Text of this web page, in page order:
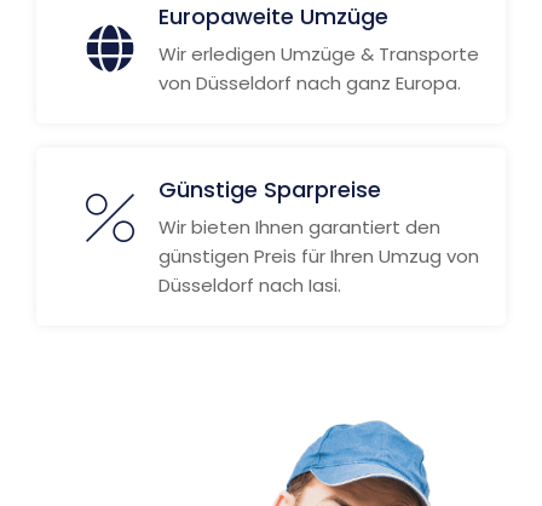
Europaweite Umzüge
Wir erledigen Umzüge & Transporte
von Düsseldorf nach ganz Europa.
Günstige Sparpreise
Wir bieten Ihnen garantiert den
günstigen Preis für Ihren Umzug von
Düsseldorf nach Iasi.